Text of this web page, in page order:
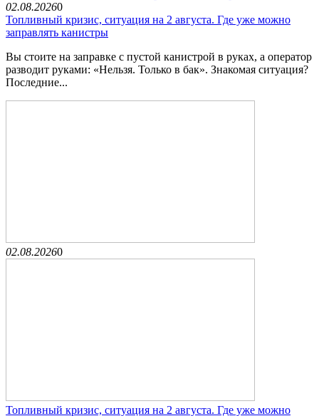
02.08.20260
Топливный кризис, ситуация на 2 августа. Где уже можно
заправлять канистры
Вы стоите на заправке с пустой канистрой в руках, а оператор
разводит руками: «Нельзя. Только в бак». Знакомая ситуация?
Последние...
02.08.20260
Топливный кризис, ситуация на 2 августа. Где уже можно